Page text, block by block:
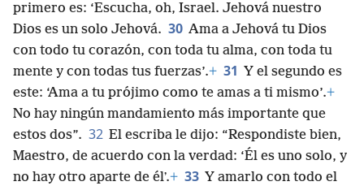
primero es: ‘Escucha, oh, Israel. Jehová nuestro
Dios es un solo Jehová. 30 Ama a Jehová tu Dios
con todo tu corazón, con toda tu alma, con toda tu
mente y con todas tus fuerzas’.+ 31 Y el segundo es
este: ‘Ama a tu prójimo como te amas a ti mismo’.+
No hay ningún mandamiento más importante que
estos dos”. 32 El escriba le dijo: “Respondiste bien,
Maestro, de acuerdo con la verdad: ‘Él es uno solo, y
no hay otro aparte de élʼ.+ 33 Y amarlo con todo el